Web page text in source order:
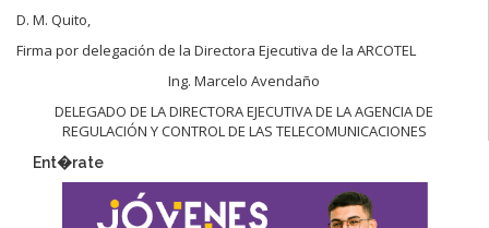
D. M. Quito,
Firma por delegación de la Directora Ejecutiva de la ARCOTEL
Ing. Marcelo Avendaño
DELEGADO DE LA DIRECTORA EJECUTIVA DE LA AGENCIA DE
REGULACIÓN Y CONTROL DE LAS TELECOMUNICACIONES
Ent�rate